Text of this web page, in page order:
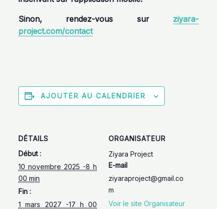
Sinon, rendez-vous sur ziyara-
project.com/contact
AJOUTER AU CALENDRIER
DÉTAILS
Début :
10 novembre 2025 -8 h
00 min
Fin :
1 mars 2027 -17 h 00
ORGANISATEUR
Ziyara Project
E-mail
ziyaraproject@gmail.co
m
Voir le site Organisateur